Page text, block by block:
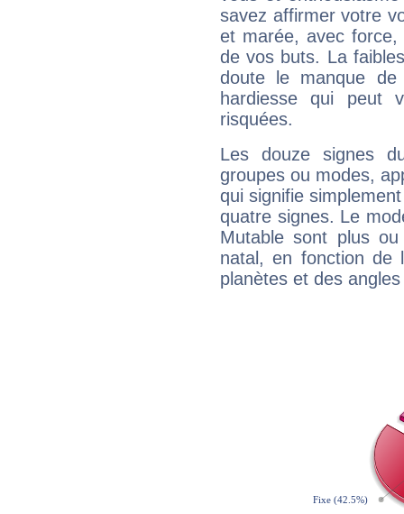
savez affirmer votre
et marée, avec
de vos buts. La
doute le manque
hardiesse qui peut
risquées.
Les douze signes
groupes ou modes,
qui signifie
quatre signes. Le
Mutable sont plus
natal, en fonction de
planètes et des